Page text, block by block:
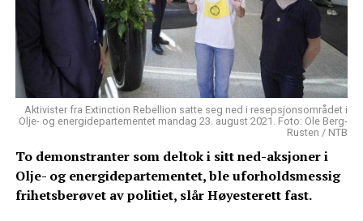
Aktivister fra Extinction Rebellion satte seg ned i resepsjonsområdet i
Olje- og energidepartementet mandag 23. august 2021. Foto: Ole Berg-
Rusten / NTB
To demonstranter som deltok i sitt ned-aksjoner i
Olje- og energidepartementet, ble uforholdsmessig
frihetsberøvet av politiet, slår Høyesterett fast.